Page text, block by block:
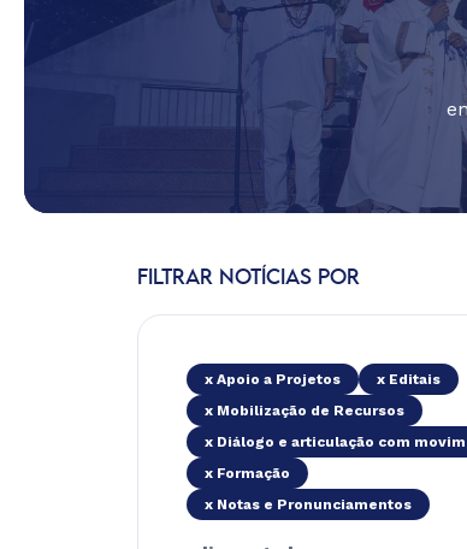
FILTRAR NOTÍCIAS POR
x Apoio a Projetos
x Editais
x Mobilização de Recursos
x Diálogo e articulação com
x Formação
x Notas e Pronunciamentos